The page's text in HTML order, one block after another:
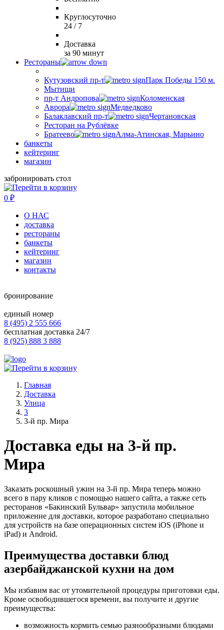
Круглосуточно
24 / 7
Доставка
за 90 минут
Рестораны
Кутузовский пр-т
Парк Победы 150 м.
Мытищи
пр-т Андропова
Коломенская
Аврора
Медведково
Балаклавский пр-т
Чертановская
Ресторан на Рублёвке
Братеево
Алма-Атинская, Марьино
банкеты
кейтеринг
магазин
забронировать стол
0 ₽
О НАС
доставка
рестораны
банкеты
кейтеринг
магазин
контакты
бронирование
единый номер
8 (495) 2 555 666
бесплатная доставка 24/7
8 (925) 888 3 888
Главная
Доставка
Улица
3
3-й пр. Мира
Доставка еды на 3-й пр.
Мира
Заказать роскошный ужин на 3-й пр. Мира теперь можно
всего в пару кликов с помощью нашего сайта, а также сеть
ресторанов «Бакинский Бульвар» запустила мобильное
приложение для доставки, которое разработано специально
для устройств на базе операционных систем iOS (iPhone и
iPad) и Android.
Преимущества доставки блюд
азербайджанской кухни на дом
Мы избавим вас от утомительной процедуры приготовки еды.
Кроме освободившегося времени, вы получите и другие
преимущества:
возможность кормить семью разнообразными блюдами